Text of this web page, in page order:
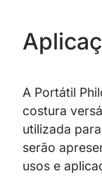
A Portátil
costura
utilizada
serão
usos e